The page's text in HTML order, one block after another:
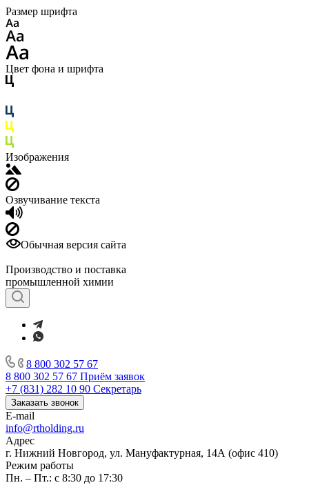
Размер шрифта
Цвет фона и шрифта
Изображения
Озвучивание текста
Обычная версия сайта
Производство и поставка
промышленной химии
8 800 302 57 67
8 800 302 57 67 Приём заявок
+7 (831) 282 10 90 Секретарь
Заказать звонок
E-mail
info@rtholding.ru
Адрес
г. Нижний Новгород, ул. Мануфактурная, 14А (офис 410)
Режим работы
Пн. – Пт.: с 8:30 до 17:30